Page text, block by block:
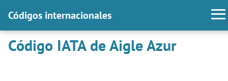
Códigos internacionales
Código IATA de Aigle Azur